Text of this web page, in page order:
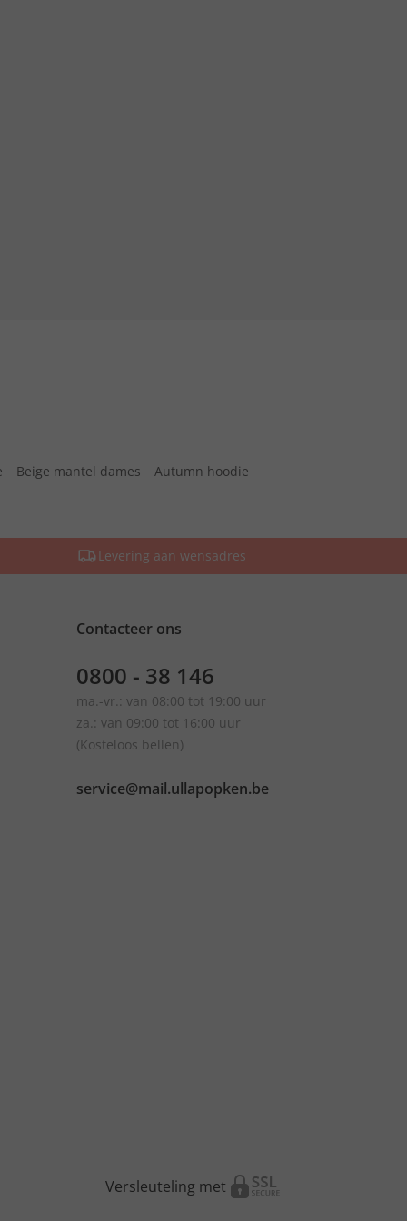
Beige mantel dames
Autumn hoodie
Levering aan wensadres
Contacteer ons
0800 - 38 146
ma.-vr.: van 08:00 tot 19:00 uur
za.: van 09:00 tot 16:00 uur
(Kosteloos bellen)
service@mail.ullapopken.be
Versleuteling met